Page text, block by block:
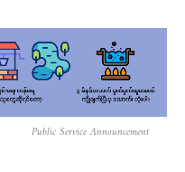
Public Service Announcement